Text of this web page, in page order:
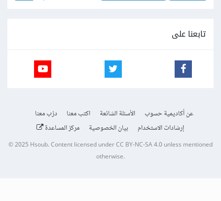
تابعنا على
عن أكاديمية حسوب الأسئلة الشائعة اكتب معنا
درّب معنا
إرشادات الاستخدام
بيان الخصوصية مركز المساعدة
© 2025 Hsoub.Content licensed underCC BY-NC-SA 4.0unless mentioned
otherwise.